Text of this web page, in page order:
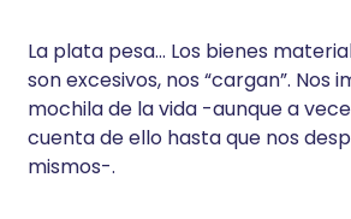
La plata pesa… Los bienes
son excesivos, nos “cargan”. Nos
mochila de la vida -aunque a
cuenta de ello hasta que nos
mismos-.